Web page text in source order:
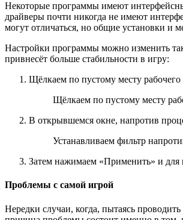
Некоторые программы имеют
драйверы почти никогда не имеют
могут отличаться, но общие установки и
Настройки программы можно изменить
привнесёт больше стабильности в игру:
Щёлкаем по пустому месту
Щёлкаем по пустому месту
В открывшемся окне, напротив
Устанавливаем фильтр
Затем нажимаем «Применить» и для
Проблемы с самой игрой
Нередки случаи, когда, пытаясь